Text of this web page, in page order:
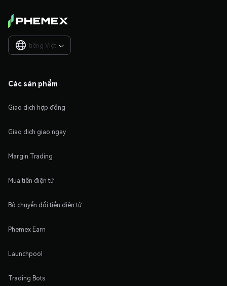
tiếng Việt 
Các sản phẩm
Giao dịch hợp đồng
Giao dịch giao ngay
Margin Trading
Mua tiền điện tử
Bộ chuyển đổi tiền điện tử
Phemex Earn
Launchpool
Trading Bots